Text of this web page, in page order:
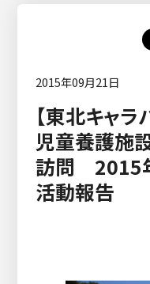
2015年09月21日
【東北キャ
児童養護施
訪問 2015
活動報告